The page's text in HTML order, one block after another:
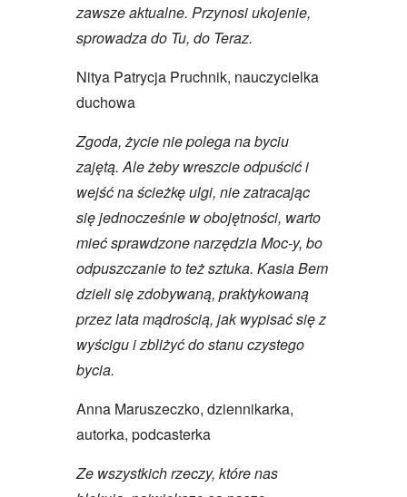
zawsze aktualne. Przynosi ukojenie,
sprowadza do Tu, do Teraz.
Nitya Patrycja Pruchnik, nauczycielka
duchowa
Zgoda, życie nie polega na byciu
zajętą. Ale żeby wreszcie odpuścić i
wejść na ścieżkę ulgi, nie zatracając
się jednocześnie w obojętności, warto
mieć sprawdzone narzędzia Moc-y, bo
odpuszczanie to też sztuka. Kasia Bem
dzieli się zdobywaną, praktykowaną
przez lata mądrością, jak wypisać się z
wyścigu i zbliżyć do stanu czystego
bycia.
Anna Maruszeczko, dziennikarka,
autorka, podcasterka
Ze wszystkich rzeczy, które nas